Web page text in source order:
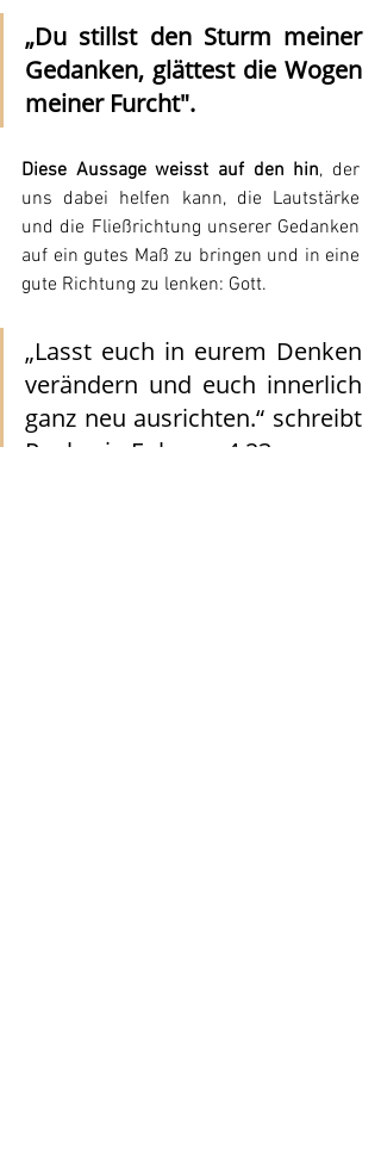
„Du stillst den Sturm meiner
Gedanken, glättest die Wogen
meiner Furcht".
Diese Aussage weisst auf den hin, der
uns dabei helfen kann, die Lautstärke
und die Fließrichtung unserer Gedanken
auf ein gutes Maß zu bringen und in eine
gute Richtung zu lenken: Gott.
„Lasst euch in eurem Denken
verändern und euch innerlich
ganz neu ausrichten.“ schreibt
Paulus in Epheser 4,23